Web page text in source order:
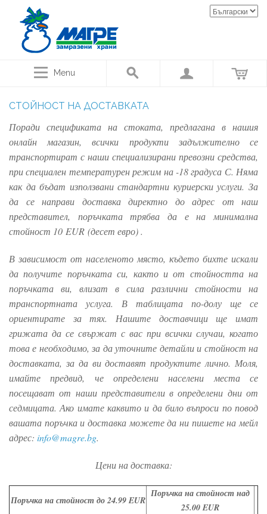
Menu
СТОЙНОСТ НА ДОСТАВКАТА
Поради спецификата на стоката, предлагана в нашия
онлайн магазин, всички продукти задължително се
транспортират с наши специализирани превозни средства,
при специален температурен режим на -18 градуса С. Няма
как да бъдат използвани стандартни куриерски услуги. За
да се направи доставка директно до адрес от наш
представител, поръчката трябва да е на минимална
стойност 10 EUR (десет евро) .
В зависимост от населеното място, където бихте искали
да получите поръчката си, както и от стойността на
поръчката ви, влизат в сила различни стойности на
транспортната услуга. В таблицата по-долу ще се
ориентирате за тях. Нашите доставчици ще имат
грижата да се свържат с вас при всички случаи, когато
това е необходимо, за да уточните детайли и стойност на
доставката, за да ви доставят продуктите лично. Моля,
имайте предвид, че определени населени места се
посещават от наши представители в определени дни от
седмицата. Ако имате каквито и да било въпроси по повод
вашата поръчка и доставка можете да ни пишете на мейл
адрес: info@magre.bg.
Цени на доставка:
Поръчка на стойност до 24.99 EUR
Поръчка на стойност над
25.00 EUR